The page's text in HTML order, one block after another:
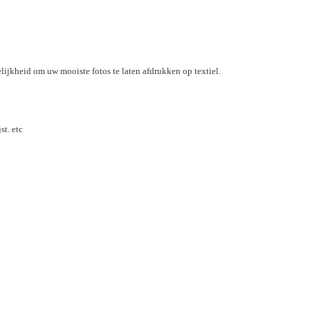
om uw mooiste fotos te laten afdrukken op textiel.
etc